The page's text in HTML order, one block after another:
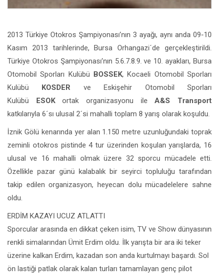
2013 Türkiye Otokros Şampiyonası’nın 3 ayağı, aynı anda 09-10
Kasım 2013 tarihlerinde, Bursa Orhangazi´de gerçekleştirildi.
Türkiye Otokros Şampiyonası’nın 5.6.7.8.9. ve 10. ayakları, Bursa
Otomobil Sporları Kulübü
BOSSEK, Kocaeli Otomobil Sporları
Kulübü
KOSDER ve Eskişehir Otomobil Sporları
Kulübü
ESOKortak organizasyonu ileA&S Transport
katkılarıyla 6´sı ulusal 2´si mahalli toplam 8 yarış olarak koşuldu.
İznik Gölü kenarında yer alan 1.150 metre uzunluğundaki toprak
zeminli otokros pistinde 4 tur üzerinden koşulan yarışlarda, 16
ulusal ve 16 mahalli olmak üzere 32 sporcu mücadele etti.
Özellikle pazar günü kalabalık bir seyirci topluluğu tarafından
takip edilen organizasyon, heyecan dolu mücadelelere sahne
oldu.
ERDİM KAZAYI UCUZ ATLATTI
Sporcular arasında en dikkat çeken isim, TV ve Show dünyasının
renkli simalarından Ümit Erdim oldu. İlk yarışta bir ara iki teker
üzerine kalkan Erdim, kazadan son anda kurtulmayı başardı. Sol
ön lastiği patlak olarak kalan turları tamamlayan genç pilot